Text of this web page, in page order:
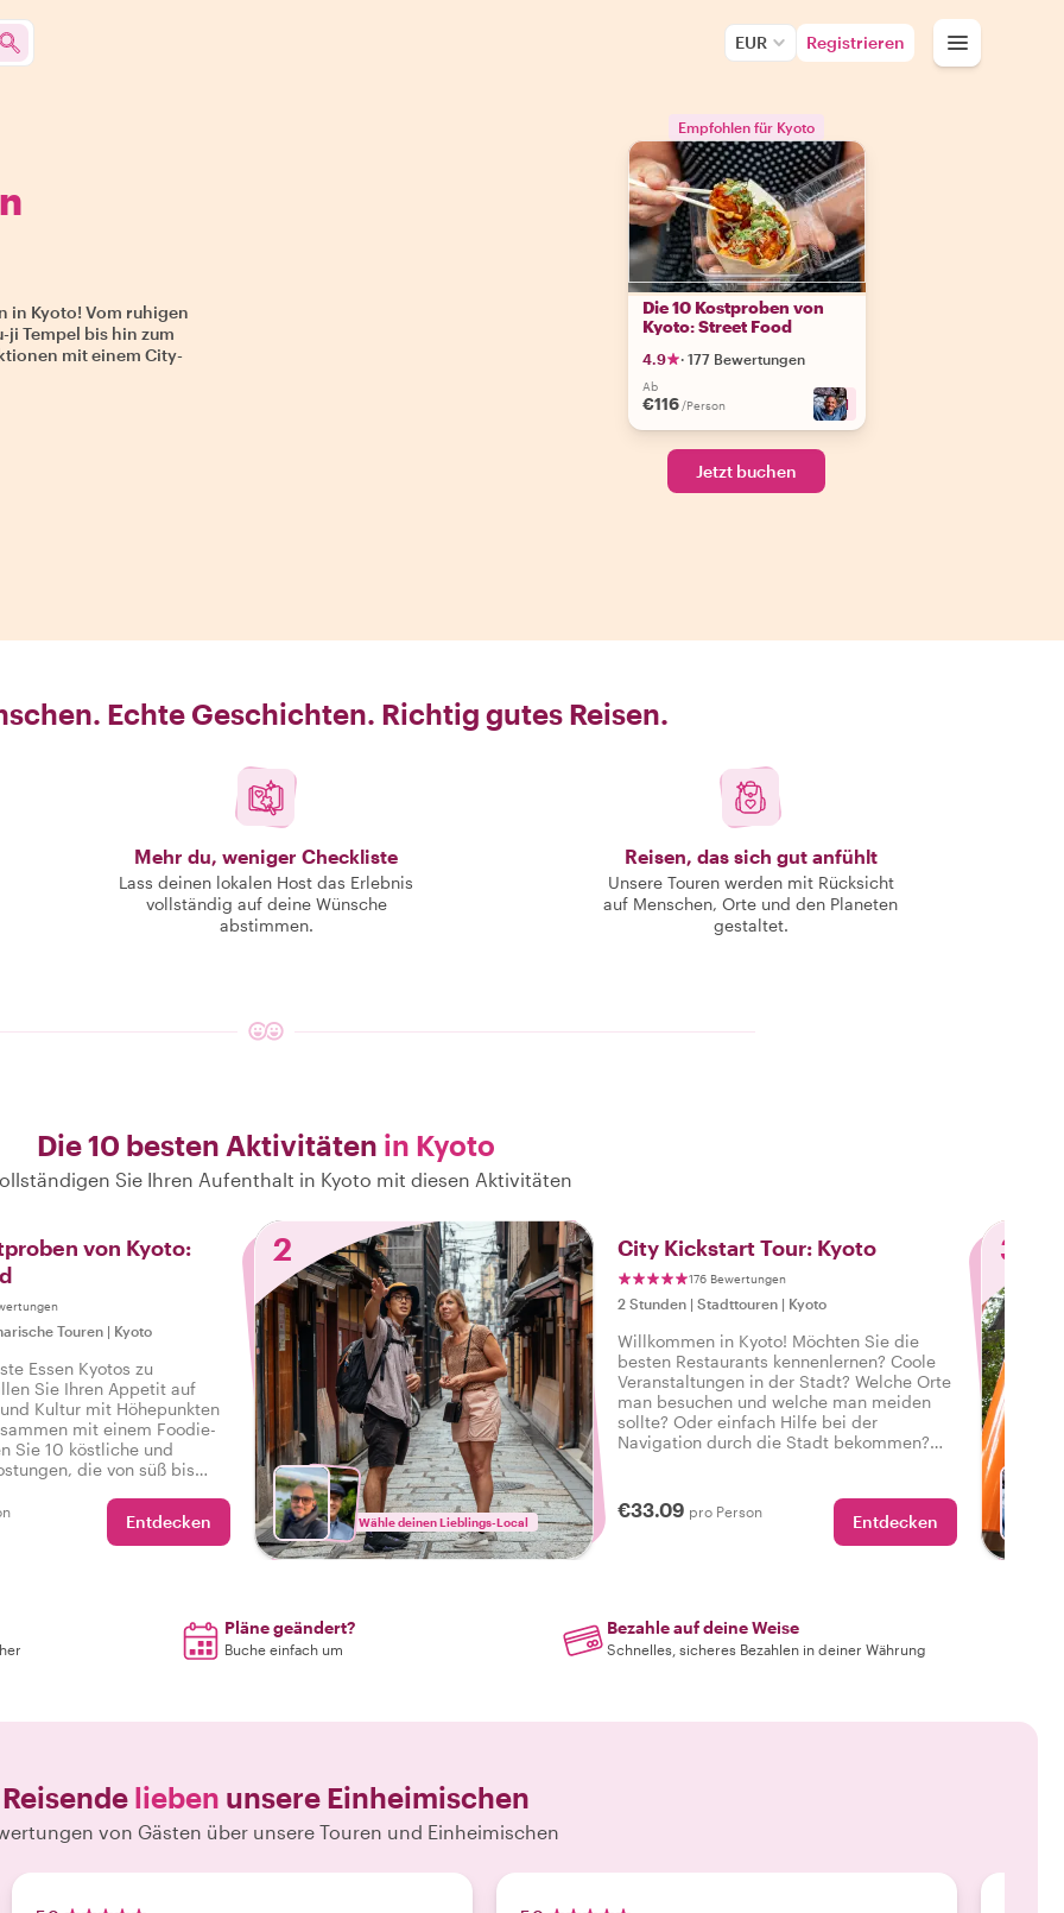
EUR Registrieren
in Kyoto! Vom ruhigen
Tempel bis hin zum
mit einem City-
Empfohlen für Kyoto
Die 10 Kostproben von
Kyoto: Street Food
4.9 · 177 Bewertungen
Ab
€116 /Person +11
Jetzt buchen
Echte Geschichten. Richtig gutes Reisen.
Mehr du, weniger Checkliste
Lass deinen lokalen Host das Erlebnis
vollständig auf deine Wünsche
abstimmen.
Reisen, das sich gut anfühlt
Unsere Touren werden mit Rücksicht
auf Menschen, Orte und den Planeten
gestaltet.
Die 10 besten Aktivitäten in Kyoto
Sie Ihren Aufenthalt in Kyoto mit diesen Aktivitäten
von Kyoto:
Touren | Kyoto
Essen Kyotos zu
Sie Ihren Appetit auf
Kultur mit Höhepunkten
mit einem Foodie-
Sie 10 köstliche und
die von süß bis
Food-Tour in Kyoto.
Entdecken
2
Wähle deinen Lieblings-Local
City Kickstart Tour: Kyoto
176 Bewertungen
2 Stunden | Stadttouren | Kyoto
Willkommen in Kyoto! Möchten Sie die
besten Restaurants kennenlernen? Coole
Veranstaltungen in der Stadt? Welche Orte
man besuchen und welche man meiden
sollte? Oder einfach Hilfe bei der
Navigation durch die Stadt bekommen?
perfekte Einführung in Kyoto, um Ihre
Städtereise auf den richtigen Fuß zu
€33.09 pro Person Entdecken
3
Pläne geändert?
Buche einfach um
Bezahle auf deine Weise
Schnelles, sicheres Bezahlen in deiner Währung
Reisende lieben unsere Einheimischen
von Gästen über unsere Touren und Einheimischen